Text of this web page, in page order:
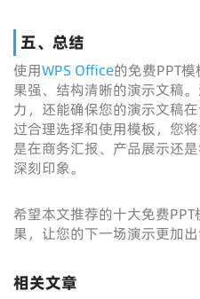
五、总结
使用WPS Office的免费PPT
果强、结构清晰的演示文稿
力，还能确保您的演示文稿
过合理选择和使用模板，您
是在商务汇报、产品展示还
深刻印象。
希望本文推荐的十大免费
果，让您的下一场演示更加出
相关文章